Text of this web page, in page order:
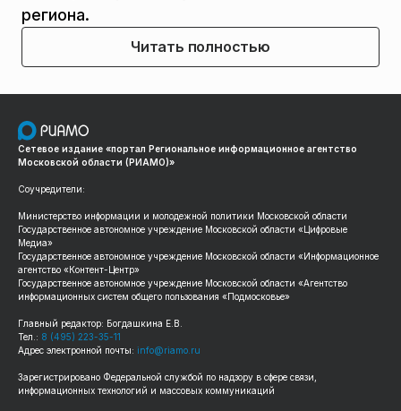
региона.
Читать полностью
Сетевое издание «портал Региональное информационное агентство
Московской области (РИАМО)»
Соучредители:
Министерство информации и молодежной политики Московской области
Государственное автономное учреждение Московской области «Цифровые
Медиа»
Государственное автономное учреждение Московской области «Информационное
агентство «Контент-Центр»
Государственное автономное учреждение Московской области «Агентство
информационных систем общего пользования «Подмосковье»
Главный редактор: Богдашкина Е.В.
Тел.: 8 (495) 223-35-11
Адрес электронной почты: info@riamo.ru
Зарегистрировано Федеральной службой по надзору в сфере связи,
информационных технологий и массовых коммуникаций